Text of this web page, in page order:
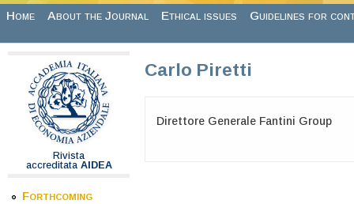
Home About the Journal Ethical issues Guidelines for
Rivista
accreditata AIDEA
Forthcoming
Carlo Piretti
Direttore Generale Fantini Group